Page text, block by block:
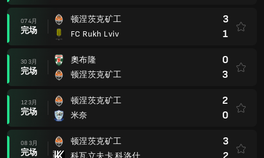
07 4月
完场
顿涅茨克矿工
FC Rukh Lviv
3
1
30 3月
完场
奧布隆
顿涅茨克矿工
0
3
12 3月
完场
顿涅茨克矿工
米奈
2
0
08 3月
完场
顿涅茨克矿工
科瓦立夫卡 科洛什
3